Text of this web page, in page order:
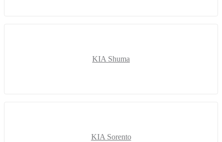
KIA Shuma
KIA Sorento